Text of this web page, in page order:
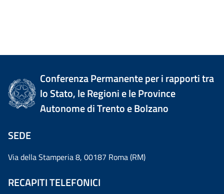
Conferenza Permanente per i rapporti tra
lo Stato, le Regioni e le Province
Autonome di Trento e Bolzano
SEDE
Via della Stamperia 8, 00187 Roma (RM)
RECAPITI TELEFONICI